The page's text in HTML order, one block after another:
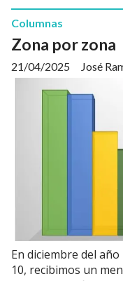
Zona por zona
José
Columnas
21/04/2025
En diciembre del
10, recibimos un